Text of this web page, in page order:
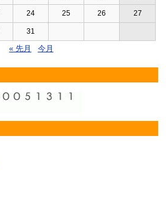
24 25 26 27
31
« 先月 今月